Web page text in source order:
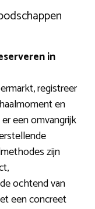
in
registreer
en
een omvangrijk
zijn
ochtend van
een concreet